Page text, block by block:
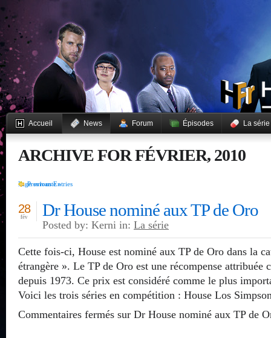
Accueil News Forum Épisodes La série
ARCHIVE FOR FÉVRIER, 2010
Previous Entries
Page suivante »
Dr House nominé aux TP de Oro
28
fév
Posted by: Kerni in: La série
Cette fois-ci, House est nominé aux TP de Oro dans la
étrangère ». Le TP de Oro est une récompense attribuée
depuis 1973. Ce prix est considéré comme le plus
Voici les trois séries en compétition : House Los
Commentaires fermés sur Dr House nominé aux TP de